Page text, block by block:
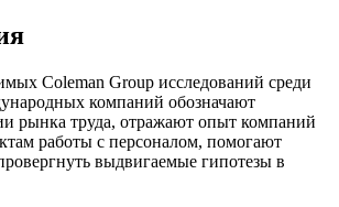
Coleman Group исследований среди
компаний обозначают
рынка труда, отражают опыт компаний
работы с персоналом, помогают
выдвигаемые гипотезы в